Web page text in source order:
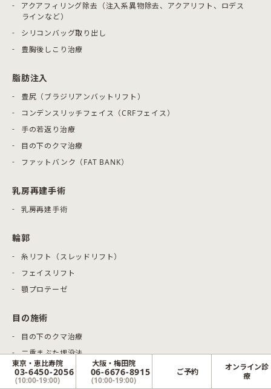
アクアフィリング除去（注入系異物除去、アクアリフト、ロデス
ラインなど）
シリコンバッグ取り出し
豊胸後しこり治療
脂肪注入
豊尻（ブラジリアンバットリフト）
コンデンスリッチフェイス（CRFフェイス）
手の若返り治療
目の下のクマ治療
ファットバンク（FAT BANK）
乳房再建手術
乳房再建手術
輪郭
糸リフト（スレッドリフト）
フェイスリフト
顎プロテーゼ
目の施術
目の下のクマ治療
二重まぶた埋没法
二重まぶた切開法
目頭切開
東京・恵比寿院
03-6450-2056
(10:00-19:00)
大阪・梅田院
06-6676-8915
(10:00-19:00)
ご予約
オンライン診
療